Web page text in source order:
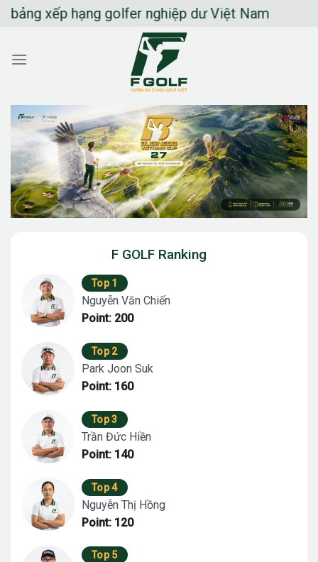
Chuyển
dung
xếp hạng golfer nghiệp dư Việt Nam
F GOLF Ranking
Top 1
Nguyễn Văn Chiến
Point: 200
Top 2
Park Joon Suk
Point: 160
Top 3
Trần Đức Hiền
Point: 140
Top 4
Nguyễn Thị Hồng
Point: 120
Top 5